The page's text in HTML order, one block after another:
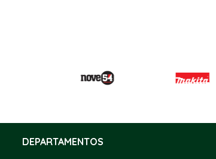
DEPARTAMENTOS